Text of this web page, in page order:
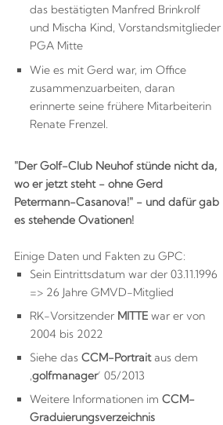
das bestätigten Manfred Brinkrolf
und Mischa Kind, Vorstandsmitglieder
PGA Mitte
Wie es mit Gerd war, im Office
zusammenzuarbeiten, daran
erinnerte seine frühere Mitarbeiterin
Renate Frenzel.
"Der Golf-Club Neuhof stünde nicht da,
wo er jetzt steht - ohne Gerd
Petermann-Casanova!" - und dafür gab
es stehende Ovationen!
Einige Daten und Fakten zu GPC:
Sein Eintrittsdatum war der 03.11.1996
=> 26 Jahre GMVD-Mitglied
RK-Vorsitzender MITTEwar er von
2004 bis 2022
Siehe das CCM-Portraitaus dem
golfmanager‘ 05/2013
Weitere Informationen im CCM-
Graduierungsverzeichnis